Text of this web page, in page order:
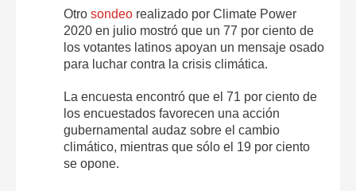
Otro sondeo realizado por Climate Power
2020 en julio mostró que un 77 por ciento de
los votantes latinos apoyan un mensaje osado
para luchar contra la crisis climática.
La encuesta encontró que el 71 por ciento de
los encuestados favorecen una acción
gubernamental audaz sobre el cambio
climático, mientras que sólo el 19 por ciento
se opone.